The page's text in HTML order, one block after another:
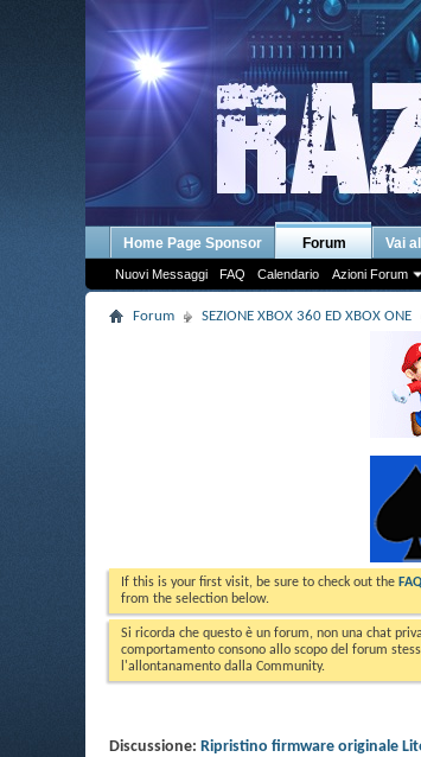
Home Page Sponsor Forum
Nuovi Messaggi FAQ Calendario Azioni Forum
Vai
Forum SEZIONE XBOX 360 ED XBOX ONE
If this is your first visit, be sure to check out the FAQ
from the selection below.
Si ricorda che questo è un forum, non una chat
comportamento consono allo scopo del forum
l'allontanamento dalla Community.
Discussione: Ripristino firmware originale